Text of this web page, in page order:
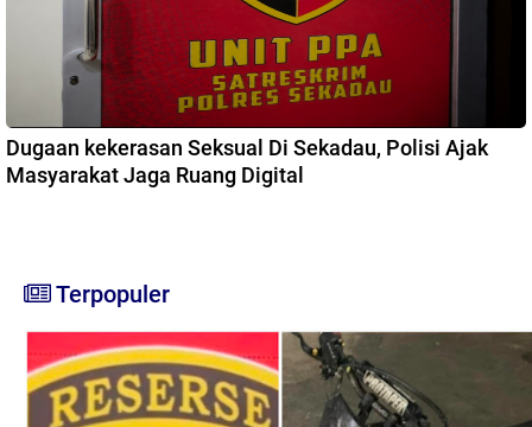
Dugaan kekerasan Seksual Di Sekadau, Polisi Ajak
Masyarakat Jaga Ruang Digital
Terpopuler